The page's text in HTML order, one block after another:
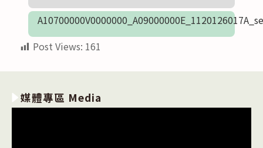
Post Views: 161
媒體專區 Media